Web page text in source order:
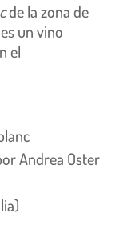
de la zona de
un vino
el
Andrea Oster